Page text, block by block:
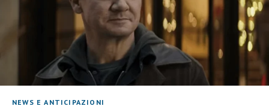
NEWS E ANTICIPAZIONI